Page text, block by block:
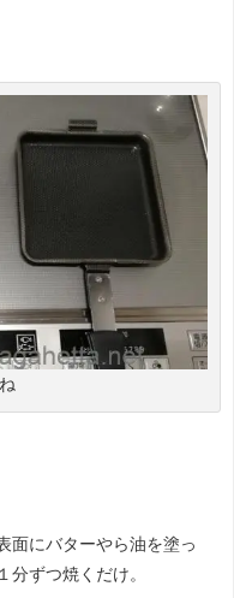
面にバターやら油を塗っ
分ずつ焼くだけ。